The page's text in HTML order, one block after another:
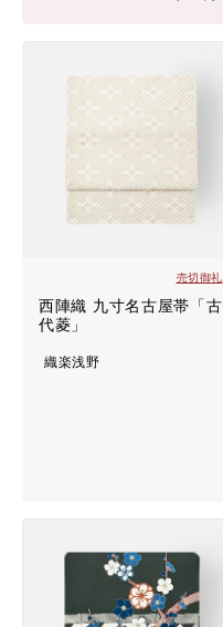
売切御礼
西陣織 九寸名古屋帯「古
代菱」
織楽浅野